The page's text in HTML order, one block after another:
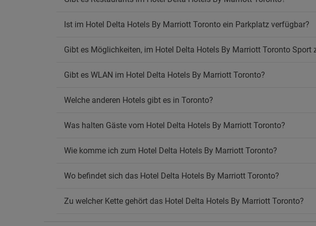
Raucher
Das Rauchen ist verboten
Wifi
Ist im Hotel Delta Hotels By Marriott Toronto ein Parkplatz verfügbar?
Gibt es Möglichkeiten, im Hotel Delta Hotels By Marriott Toronto Sport
Gibt es WLAN im Hotel Delta Hotels By Marriott Toronto?
Welche anderen Hotels gibt es in Toronto?
Was halten Gäste vom Hotel Delta Hotels By Marriott Toronto?
Wie komme ich zum Hotel Delta Hotels By Marriott Toronto?
Wo befindet sich das Hotel Delta Hotels By Marriott Toronto?
Zu welcher Kette gehört das Hotel Delta Hotels By Marriott Toronto?